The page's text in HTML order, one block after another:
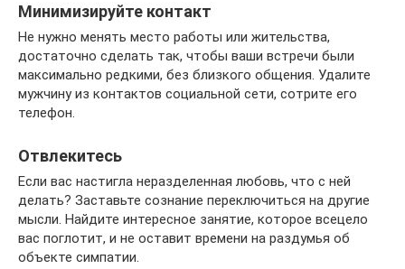
Минимизируйте контакт
Не нужно менять место работы или жительства,
достаточно сделать так, чтобы ваши встречи были
максимально редкими, без близкого общения. Удалите
мужчину из контактов социальной сети, сотрите его
телефон.
Отвлекитесь
Если вас настигла неразделенная любовь, что с ней
делать? Заставьте сознание переключиться на другие
мысли. Найдите интересное занятие, которое всецело
вас поглотит, и не оставит времени на раздумья об
объекте симпатии.